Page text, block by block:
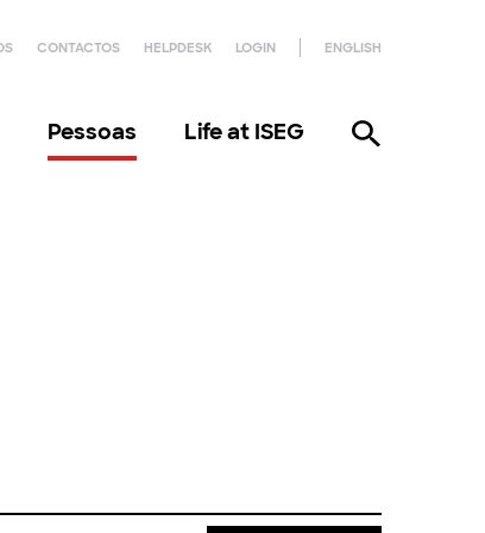
CONTACTOS HELPDESK LOGIN ENGLISH
Pessoas Life at ISEG